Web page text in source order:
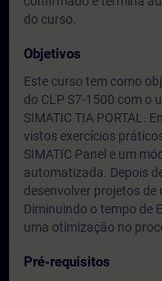
do curso.
Objetivos
Este curso tem como
do CLP S7-1500 com o
SIMATIC TIA PORTAL.
vistos exercícios
SIMATIC Panel e um
automatizada. Depois
desenvolver projetos de
Diminuindo o tempo de
uma otimização no
Pré-requisitos